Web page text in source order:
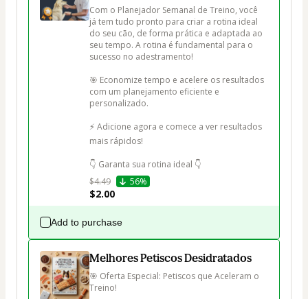
Com o Planejador Semanal de Treino, você
já tem tudo pronto para criar a rotina ideal
do seu cão, de forma prática e adaptada ao
seu tempo. A rotina é fundamental para o
sucesso no adestramento!
🎯 Economize tempo e acelere os resultados
com um planejamento eficiente e
personalizado.
⚡ Adicione agora e comece a ver resultados
mais rápidos!
👇 Garanta sua rotina ideal 👇
$4.49
56%
$2.00
Add to purchase
Melhores Petiscos Desidratados
🎯 Oferta Especial: Petiscos que Aceleram o
Treino!